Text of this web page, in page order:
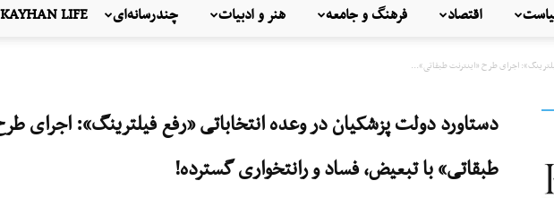
کیهان
KAYHAN LIFE چندرسانه‌ای هنر و ادبیات فرهنگ و جامعه اقتصاد
اجرای طرح «اینترنت طبقاتی»...
دستاورد دولت پزشکیان در وعده انتخاباتی «رفع فیلترینگ»: اجرای
طبقاتی» با تبعیض، فساد و رانتخواری گسترده!